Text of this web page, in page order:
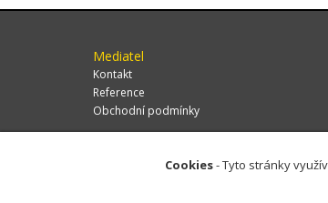
Mediatel
Kontakt
Reference
Obchodní podmínky
Cookies- Tyto stránky